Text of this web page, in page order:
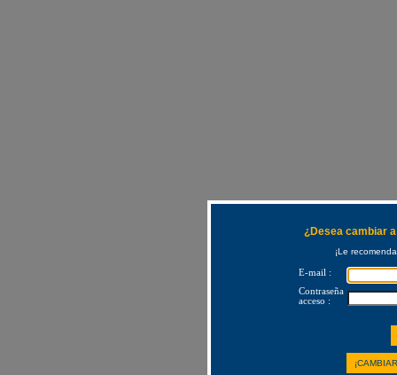
¿Desea cambiar
¡Le
E-mail :
Contraseña
acceso :